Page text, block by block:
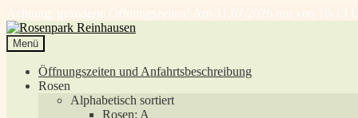
Achtung, geänderte Öffnungszeiten! Am 31.07.2026 nur von 10-13
Zur
Navigation
springen
Zum
Inhalt
springen
Menü
Öffnungszeiten und Anfahrtsbeschreibung
Rosen
Alphabetisch sortiert
Rosen: A